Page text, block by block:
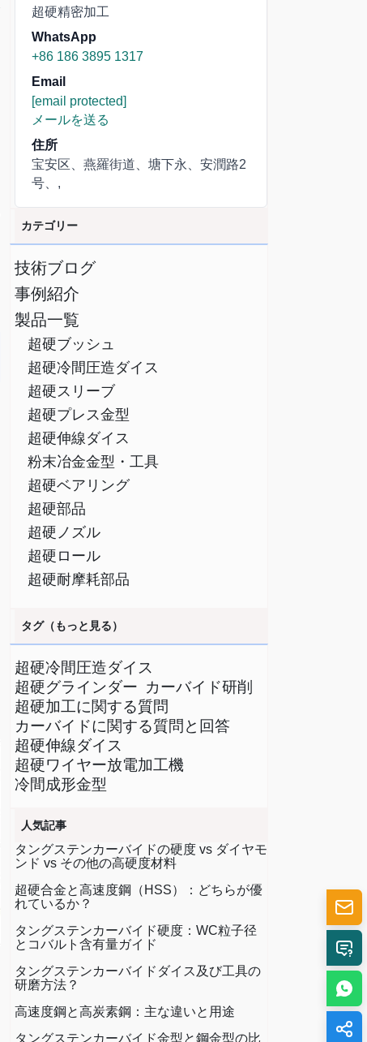
超硬精密加工
WhatsApp
+86 186 3895 1317
Email
[email protected]
メールを送る
住所
宝安区、燕羅街道、塘下永、安潤路2
号、,
カテゴリー
技術ブログ
事例紹介
製品一覧
超硬ブッシュ
超硬冷間圧造ダイス
超硬スリーブ
超硬プレス金型
超硬伸線ダイス
粉末冶金金型・工具
超硬ベアリング
超硬部品
超硬ノズル
超硬ロール
超硬耐摩耗部品
タグ（もっと見る）
超硬冷間圧造ダイス
超硬グラインダー カーバイド研削
超硬加工に関する質問
カーバイドに関する質問と回答
超硬伸線ダイス
超硬ワイヤー放電加工機
冷間成形金型
人気記事
タングステンカーバイドの硬度 vs ダイヤモ
ンド vs その他の高硬度材料
超硬合金と高速度鋼（HSS）：どちらが優
れているか？
タングステンカーバイド硬度：WC粒子径
とコバルト含有量ガイド
タングステンカーバイドダイス及び工具の
研磨方法？
高速度鋼と高炭素鋼：主な違いと用途
タングステンカーバイド金型と鋼金型の比